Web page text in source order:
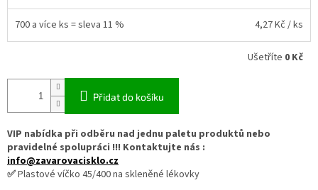
700 a více ks = sleva 11 % 4,27 Kč / ks
Ušetříte 0 Kč
Přidat do košíku
VIP nabídka při odběru nad jednu paletu produktů nebo
pravidelné spolupráci !!! Kontaktujte nás :
info@zavarovacisklo.cz
✅Plastové víčko 45/400 na skleněné lékovky